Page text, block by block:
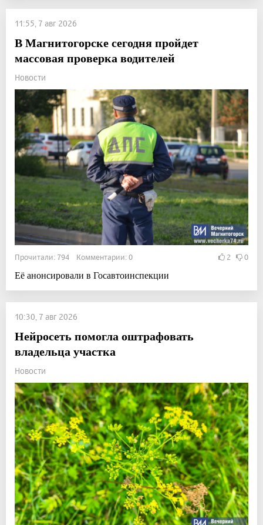
11:55, 7 авг 2026
В Магнитогорске сегодня пройдет
массовая проверка водителей
Новости
Прочитали: 794 Комментарии: 0 2 0
Её анонсировали в Госавтоинспекции
10:30, 7 авг 2026
Нейросеть помогла оштрафовать
владельца участка
Новости